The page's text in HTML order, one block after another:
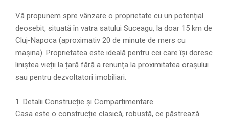
Vă propunem spre vânzare o proprietate cu un potențial
deosebit, situată în vatra satului Suceagu, la doar 15 km de
Cluj-Napoca (aproximativ 20 de minute de mers cu
mașina). Proprietatea este ideală pentru cei care își doresc
liniștea vieții la țară fără a renunța la proximitatea orașului
sau pentru dezvoltatori imobiliari.
1. Detalii Construcție și Compartimentare
Casa este o construcție clasică, robustă, ce păstrează